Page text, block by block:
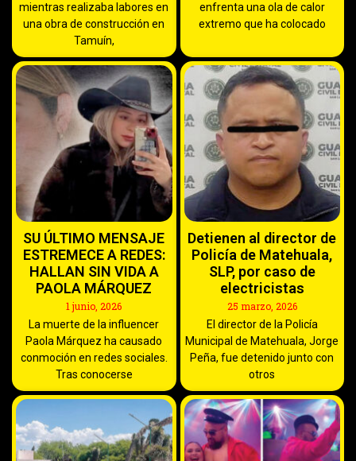
mientras realizaba labores en
una obra de construcción en
Tamuín,
enfrenta una ola de calor
extremo que ha colocado
SU ÚLTIMO MENSAJE
ESTREMECE A REDES:
HALLAN SIN VIDA A
PAOLA MÁRQUEZ
1 junio, 2026
La muerte de la influencer
Paola Márquez ha causado
conmoción en redes sociales.
Tras conocerse
Detienen al director de
Policía de Matehuala,
SLP, por caso de
electricistas
25 marzo, 2026
El director de la Policía
Municipal de Matehuala, Jorge
Peña, fue detenido junto con
otros